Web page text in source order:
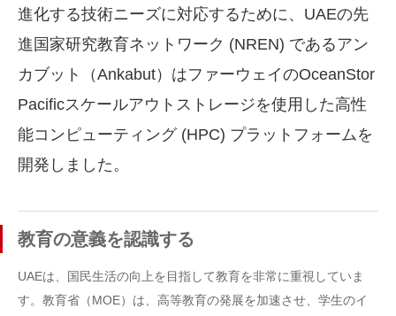
進化する技術ニーズに対応するために、UAEの先
進国家研究教育ネットワーク (NREN) であるアン
カブット（Ankabut）はファーウェイのOceanStor
Pacificスケールアウトストレージを使用した高性
能コンピューティング (HPC) プラットフォームを
開発しました。
教育の意義を認識する
UAEは、国民生活の向上を目指して教育を非常に重視していま
す。教育省（MOE）は、高等教育の発展を加速させ、学生のイ